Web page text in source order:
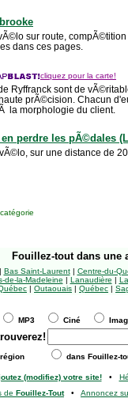
sur route,
dans ces pages.
cliquez pour la carte!
Ryffranck sont de
prÃ©cision. Chacun
la morphologie du client.
perdre les pÃ©dales
sur une distance de
Fouillez-tout dans une
| Bas Saint-Laurent| Centre-du-
de-la-Madeleine | Lanaudière |
| Outaouais | Québec |
MP3 Ciné
dans Fouillez-
(modifiez) votre site!•
de Fouillez-Tout• Annoncez